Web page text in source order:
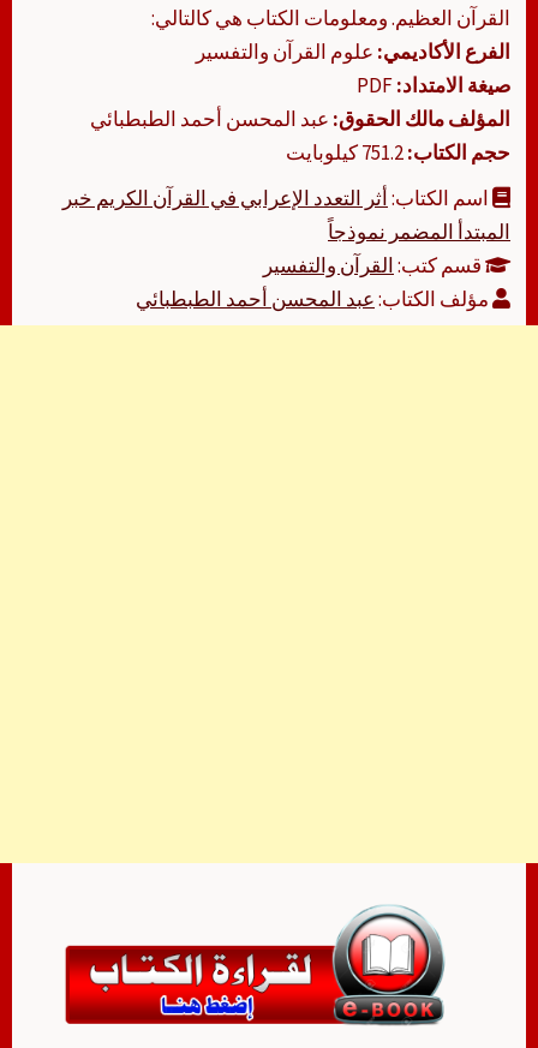
القرآن العظيم. ومعلومات الكتاب هي كالتالي:
الفرع الأكاديمي: علوم القرآن والتفسير
صيغة الامتداد:
المؤلف مالك الحقوق: عبد المحسن أحمد الطبطبائي
حجم الكتاب:
اسم الكتاب:أثر التعدد الإعرابي في القرآن الكريم خبر
المبتدأ المضمر نموذجاً
قسم كتب:القرآن والتفسير
مؤلف الكتاب:عبد المحسن أحمد الطبطبائي